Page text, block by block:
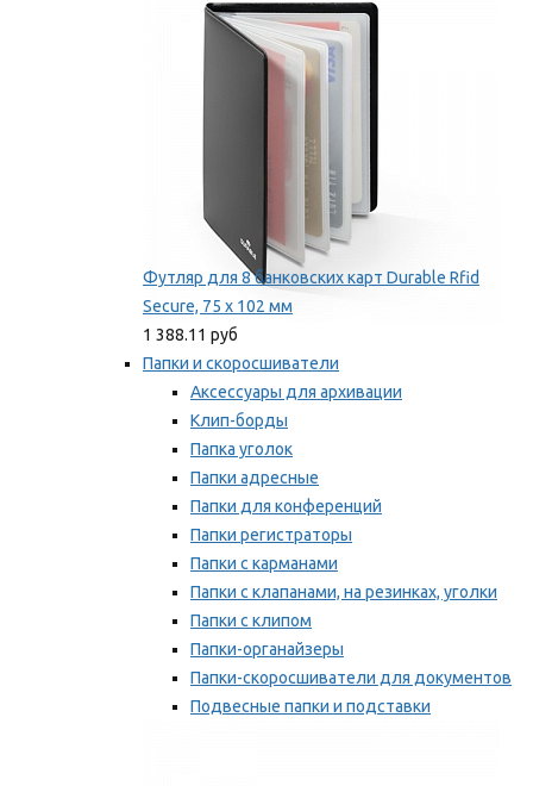
Мы рекомендуем
Футляр для 8 банковских карт Durable Rfid
Secure, 75 х 102 мм
1 388.11 руб
Папки и скоросшиватели
Аксессуары для архивации
Клип-борды
Папка уголок
Папки адресные
Папки для конференций
Папки регистраторы
Папки с карманами
Папки с клапанами, на резинках, уголки
Папки с клипом
Папки-органайзеры
Папки-скоросшиватели для документов
Подвесные папки и подставки